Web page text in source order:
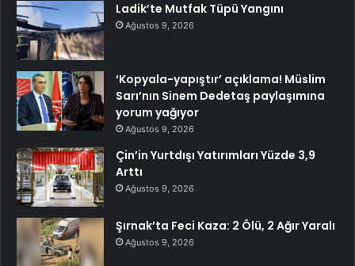
Ladik’te Mutfak Tüpü Yangını
Ağustos 9, 2026
‘Kopyala-yapıştır’ açıklama! Müslim
Sarı’nın Sinem Dedetaş paylaşımına
yorum yağıyor
Ağustos 9, 2026
Çin’in Yurtdışı Yatırımları Yüzde 3,9
Arttı
Ağustos 9, 2026
Şırnak’ta Feci Kaza: 2 Ölü, 2 Ağır Yaralı
Ağustos 9, 2026